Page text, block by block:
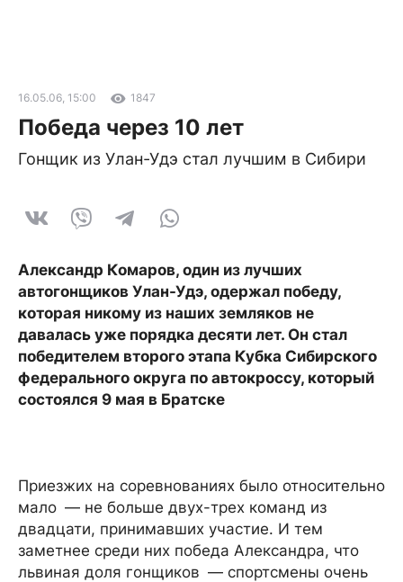
16.05.06, 15:00 1847
Победа через 10 лет
Гонщик из Улан-Удэ стал лучшим в Сибири
Александр Комаров, один из лучших
автогонщиков Улан-Удэ, одержал победу,
которая никому из наших земляков не
давалась уже порядка десяти лет. Он стал
победителем второго этапа Кубка Сибирского
федерального округа по автокроссу, который
состоялся 9 мая в Братске
Приезжих на соревнованиях было относительно
мало — не больше двух-трех команд из
двадцати, принимавших участие. И тем
заметнее среди них победа Александра, что
львиная доля гонщиков — спорт­смены очень